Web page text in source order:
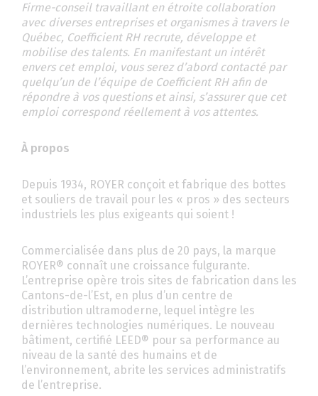
Firme-conseil travaillant en étroite collaboration
avec diverses entreprises et organismes à travers le
Québec, Coefficient RH recrute, développe et
mobilise des talents. En manifestant un intérêt
envers cet emploi, vous serez d’abord contacté par
quelqu’un de l’équipe de Coefficient RH afin de
répondre à vos questions et ainsi, s’assurer que cet
emploi correspond réellement à vos attentes.
À propos
Depuis 1934, ROYER conçoit et fabrique des bottes
et souliers de travail pour les « pros » des secteurs
industriels les plus exigeants qui soient !
Commercialisée dans plus de 20 pays, la marque
ROYER® connaît une croissance fulgurante.
L’entreprise opère trois sites de fabrication dans les
Cantons-de-l’Est, en plus d’un centre de
distribution ultramoderne, lequel intègre les
dernières technologies numériques. Le nouveau
bâtiment, certifié LEED® pour sa performance au
niveau de la santé des humains et de
l’environnement, abrite les services administratifs
de l’entreprise.